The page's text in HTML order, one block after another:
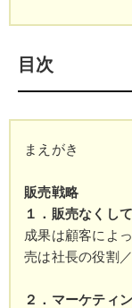
目次
まえがき
販売戦略
１．販売なくし
成果は顧客によ
売は社長の役割
２．マーケティ